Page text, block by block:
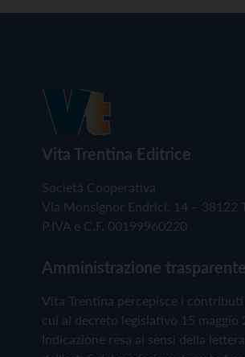
Vita Trentina Editrice
Società Cooperativa
Via Monsignor Endrici, 14 – 38122
P.IVA e C.F. 00199960220
Amministrazione trasparente
Vita Trentina percepisce i
cui al decreto legislativo 15 maggio
Indicazione resa ai sensi della